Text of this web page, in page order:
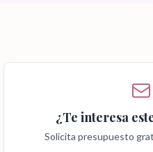
¿Te interesa
Solicita presupuesto